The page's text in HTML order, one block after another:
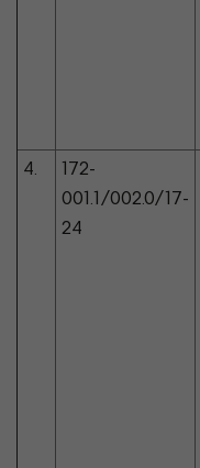
4.
172-
001.1/002.0/17-
24